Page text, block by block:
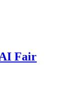
Fair